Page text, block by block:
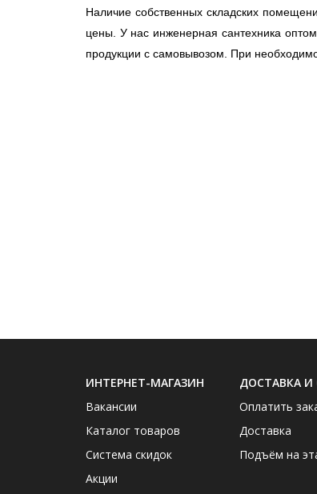
Наличие собственных складских
цены. У нас инженерная сантехника
продукции с самовывозом. При
ИНТЕРНЕТ-МАГАЗИН
Вакансии
Каталог товаров
Система скидок
Акции
ДОСТАВКА И
Оплатить
Доставка
Подъём на